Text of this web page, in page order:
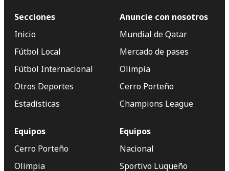
Secciones
Inicio
Fútbol Local
Fútbol Internacional
Otros Deportes
Estadísticas
Anuncie con nosotros
Mundial de Qatar
Mercado de pases
Olimpia
Cerro Porteño
Champions League
Equipos
Cerro Porteño
Olimpia
Equipos
Nacional
Sportivo Luqueño